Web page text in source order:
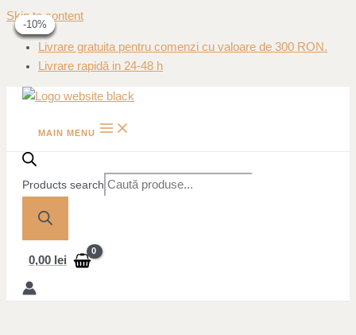
Skip to content
Livrare gratuita pentru comenzi cu valoare de 300 RON.
Livrare rapidă in 24-48 h
MAIN MENU
Products search
0,00 lei
-39%
-39%
-10%
-10%
-10%
-10%